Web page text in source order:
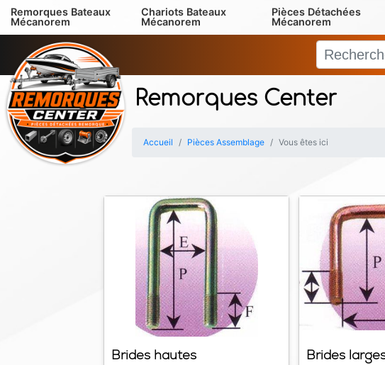
Remorques Center
Remorques Bateaux
Mécanorem
Chariots Bateaux
Mécanorem
Pièces Détachées
Mécanorem
Accueil Pièces Assemblage Vous êtes ici
Brides hautes Brides